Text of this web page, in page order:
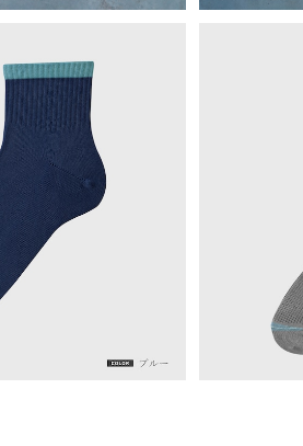
るショートソックス
日常を